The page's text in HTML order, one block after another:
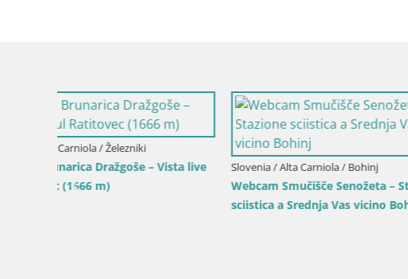
Slovenia / Alta Carniola / Kranjska Gora
Gozd Martuljek – gruppo montuoso Špik